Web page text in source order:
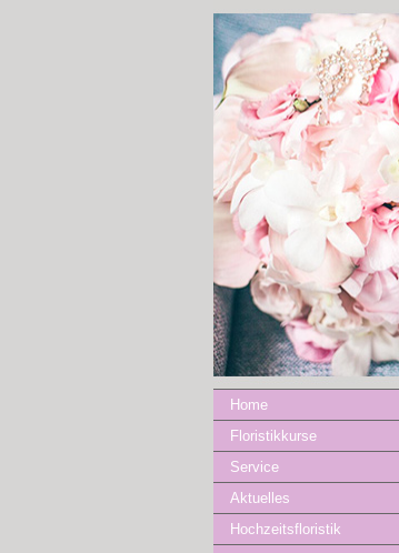
Home
Floristikkurse
Service
Aktuelles
Hochzeitsfloristik